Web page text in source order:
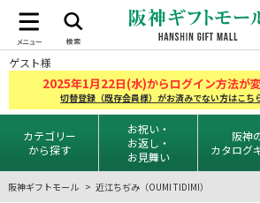
ゲスト様
2025年1月22日(水)からログイン方法が
切替登録（既存会員様）がお済みでない方はこち
カテゴリー
から探す
お祝い・
お返し・
お見舞い
阪神
カタログ
阪神ギフトモール 近江ちぢみ（OUMI TIDIMI）